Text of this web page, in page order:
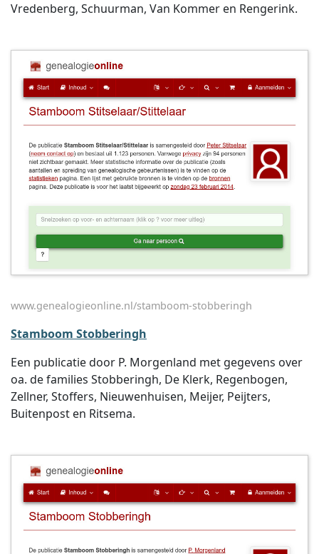
Vredenberg, Schuurman, Van Kommer en Rengerink.
www.genealogieonline.nl/stamboom-stobberingh
Stamboom Stobberingh
Een publicatie door P. Morgenland met gegevens over
oa. de families Stobberingh, De Klerk, Regenbogen,
Zellner, Stoffers, Nieuwenhuisen, Meijer, Peijters,
Buitenpost en Ritsema.